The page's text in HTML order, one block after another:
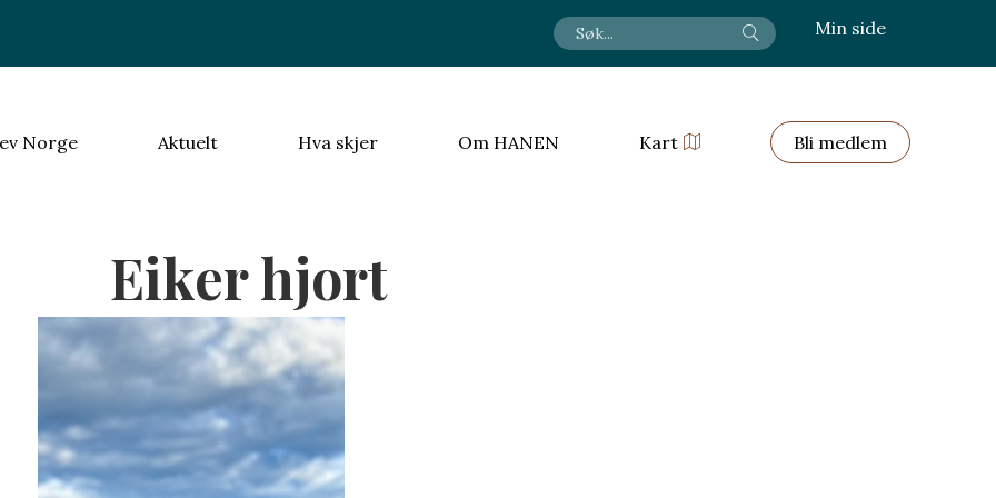
Min side
Norge Aktuelt Hva skjer Om HANEN Kart Bli medlem
Eiker hjort